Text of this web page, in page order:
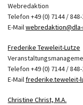
Webredaktion
Telefon +49 (0) 7144 /
E-Mail
Frederike Teweleit-Lutze
Telefon +49 (0) 7144 /
E-Mailfrederike.teweleit-
Christine Christ, M.A.